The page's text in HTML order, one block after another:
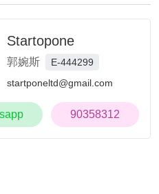
Startopone
郭婉斯
E-444299
startponeltd@gmail.com
90358312